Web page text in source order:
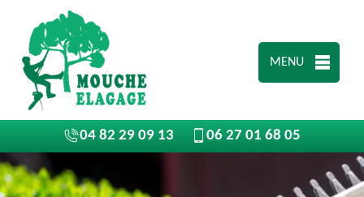
MENU
04 82 29 09 13 06 27 01 68 05